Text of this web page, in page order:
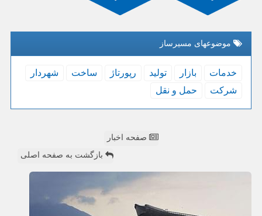
موضوعهای مسیرساز
خدمات بازار تولید رپورتاژ ساخت
شهردار
شركت
حمل و نقل
صفحه اخبار
بازگشت به صفحه اصلی